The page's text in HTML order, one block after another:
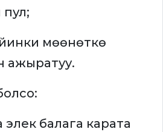
мөөнөткө
ажыратуу.
балага карата